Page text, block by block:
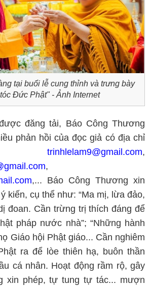
tại buổi lễ cung thỉnh và trưng bày
Đức Phật" - Ảnh Internet
đăng tải, Báo Công Thương
phản hồi của đọc giả có địa chỉ
trinhlelam9@gmail.com,
,
,... Báo Công Thương xin
kiến, cụ thể như: “Ma mị, lừa đảo,
đoan. Cần trừng trị thích đáng để
pháp nước nhà”; “Những hành
Giáo hội Phật giáo... Cần nghiêm
ra để lòe thiên hạ, buôn thần
cá nhân. Hoạt động rầm rộ, gây
xin phép, tự tung tự tác... mượn